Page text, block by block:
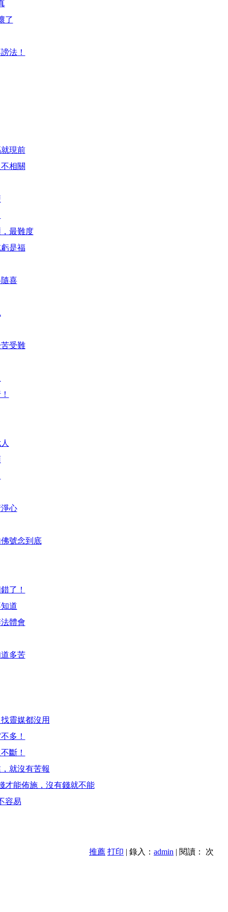
了
法！
現前
相關
最難度
是福
喜
受難
心
號念到底
了！
道
體會
多苦
靈媒都沒用
多！
斷！
就沒有苦報
才能佈施，沒有錢就不能
容易
推薦 打印 | 錄入： admin | 閱讀： 次